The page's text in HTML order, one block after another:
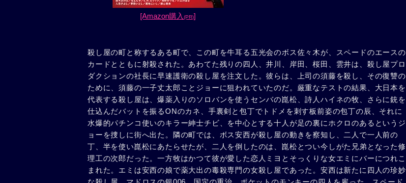
[Amazon購入(PR)]
殺し屋の町と称するある町で、この町を牛耳る五光会のボス佐々木が、スペードのエースの
カードとともに射殺された。あわてた残りの四人、井川、岸田、桜田、雲井は、殺し屋プロ
ダクションの社長に早速護衛の殺し屋を注文した。彼らは、上司の須藤を殺し、その復讐の
ために、須藤の一子丈太郎ことジョーに狙われていたのだ。厳重なテストの結果、大日本を
代表する殺し屋は、爆薬入りのソロバンを使うセンバの崑松、詩人ハイネの牧、さらに銃を
仕込んだバットを振るONのカネ、手裏剣と包丁でトドメを刺す板前姿の包丁の辰、それに
水爆的パチンコ使いのキラー紳士チビ、を中心とする十人が足の裏にホクロのあるというジ
ョーを捜しに街へ出た。隣の町では、ボス安西が殺し屋の動きを察知し、二人で一人前の
丁、半を使い崑松にあたらせたが、二人を倒したのは、崑松とつい今しがた兄弟となった修
理工の次郎だった。一方牧はかつて彼が愛した恋人ミヨとそっくりな女エミにバーにつれこ
まれた。エミは安西の娘で薬大出の毒殺専門の女殺し屋であった。安西は新たに四人の珍妙